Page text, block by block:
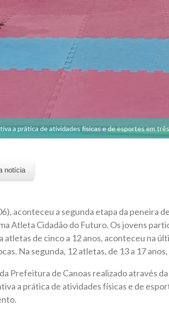
a prática de atividades físicas e de esportes em
notícia
aconteceu a segunda etapa da peneira
Atleta Cidadão do Futuro. Os jovens
atletas de cinco a 12 anos, aconteceu na
Na segunda, 12 atletas, de 13 a 17
Prefeitura de Canoas realizado através
a prática de atividades físicas e de